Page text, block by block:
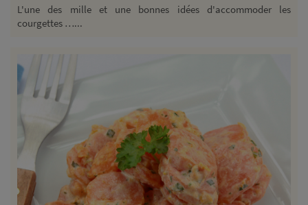
L'une des mille et une bonnes idées d'accommoder les
courgettes …...